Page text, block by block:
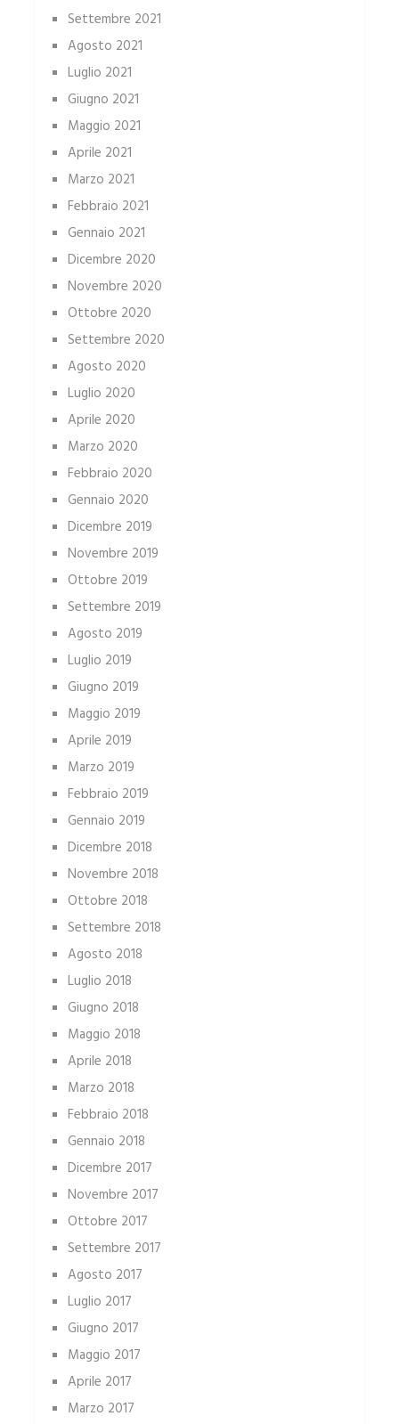
Settembre 2021
Agosto 2021
Luglio 2021
Giugno 2021
Maggio 2021
Aprile 2021
Marzo 2021
Febbraio 2021
Gennaio 2021
Dicembre 2020
Novembre 2020
Ottobre 2020
Settembre 2020
Agosto 2020
Luglio 2020
Aprile 2020
Marzo 2020
Febbraio 2020
Gennaio 2020
Dicembre 2019
Novembre 2019
Ottobre 2019
Settembre 2019
Agosto 2019
Luglio 2019
Giugno 2019
Maggio 2019
Aprile 2019
Marzo 2019
Febbraio 2019
Gennaio 2019
Dicembre 2018
Novembre 2018
Ottobre 2018
Settembre 2018
Agosto 2018
Luglio 2018
Giugno 2018
Maggio 2018
Aprile 2018
Marzo 2018
Febbraio 2018
Gennaio 2018
Dicembre 2017
Novembre 2017
Ottobre 2017
Settembre 2017
Agosto 2017
Luglio 2017
Giugno 2017
Maggio 2017
Aprile 2017
Marzo 2017